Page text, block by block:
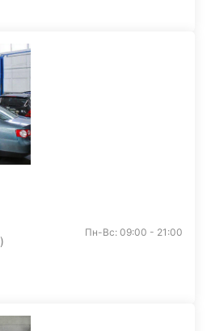
Пн-Вс: 09:00 - 21:00